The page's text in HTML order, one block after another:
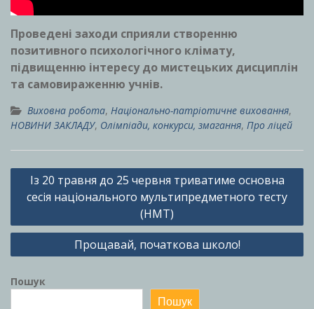
Проведені заходи сприяли створенню
позитивного психологічного клімату,
підвищенню інтересу до мистецьких дисциплін
та самовираженню учнів.
Виховна робота, Національно-патріотичне виховання,
НОВИНИ ЗАКЛАДУ, Олімпіади, конкурси, змагання, Про ліцей
Навігація
записів
Із 20 травня до 25 червня триватиме основна
сесія національного мультипредметного тесту
(НМТ)
Прощавай, початкова школо!
Пошук
Пошук